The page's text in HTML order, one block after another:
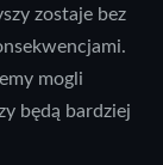
zostaje bez
mogli
będą bardziej